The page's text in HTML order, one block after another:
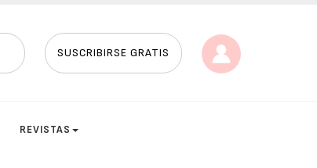
SUSCRIBIRSE GRATIS
REVISTAS